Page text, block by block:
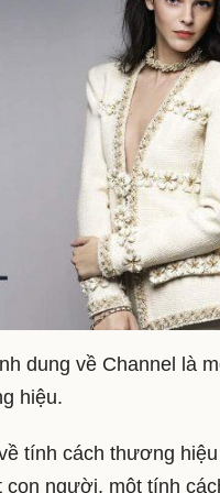
dung về Channel là
hiệu.
tính cách thương
người, một tính